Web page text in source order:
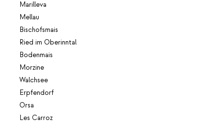
Marilleva
Mellau
Bischofsmais
Ried im Oberinntal
Bodenmais
Morzine
Walchsee
Erpfendorf
Orsa
Les Carroz